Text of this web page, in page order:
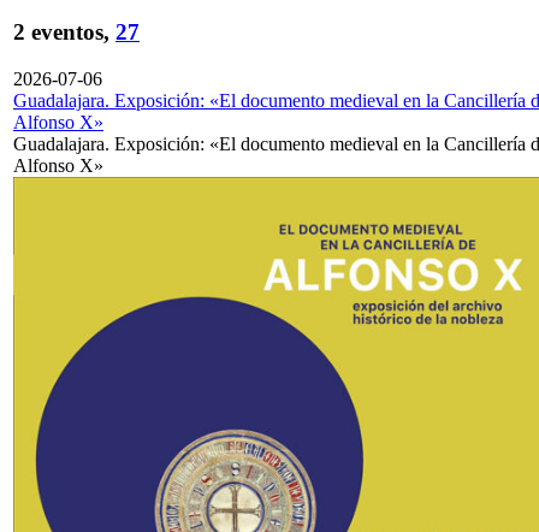
2 eventos, 27
2026-07-06
Guadalajara. Exposición: «El documento medieval en la Cancillería
Alfonso X»
Guadalajara. Exposición: «El documento medieval en la Cancillería
Alfonso X»